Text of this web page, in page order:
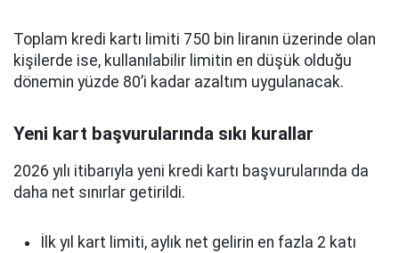
Toplam kredi kartı limiti 750 bin liranın üzerinde olan
kişilerde ise, kullanılabilir limitin en düşük olduğu
dönemin yüzde 80’i kadar azaltım uygulanacak.
Yeni kart başvurularında sıkı kurallar
2026 yılı itibarıyla yeni kredi kartı başvurularında da
daha net sınırlar getirildi.
İlk yıl kart limiti, aylık net gelirin en fazla 2 katı